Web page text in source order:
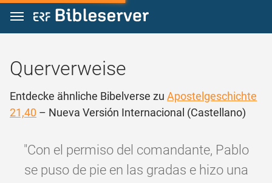
Zum Inhalt springen
Querverweise
Entdecke ähnliche Bibelverse zu Apostelgeschichte
21,40 – Nueva Versión Internacional (Castellano)
"Con el permiso del comandante, Pablo
se puso de pie en las gradas e hizo una